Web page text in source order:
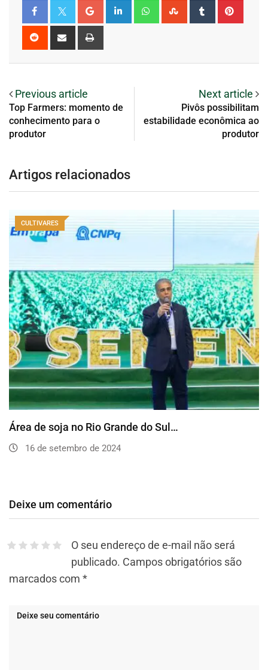
Previous article
Top Farmers: momento de
conhecimento para o
produtor
Next article
Pivôs possibilitam
estabilidade econômica ao
produtor
Artigos relacionados
CULTIVARES
Área de soja no Rio Grande do Sul…
16 de setembro de 2024
Deixe um comentário
O seu endereço de e-mail não será
publicado. Campos obrigatórios são
marcados com *